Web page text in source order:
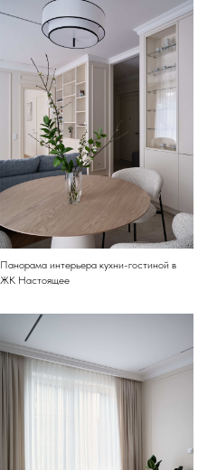
Панорама интерьера кухни-гостиной в
ЖК Настоящее